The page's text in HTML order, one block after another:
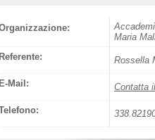
Maria
Referente:
Rossella
E-Mail: Contatta